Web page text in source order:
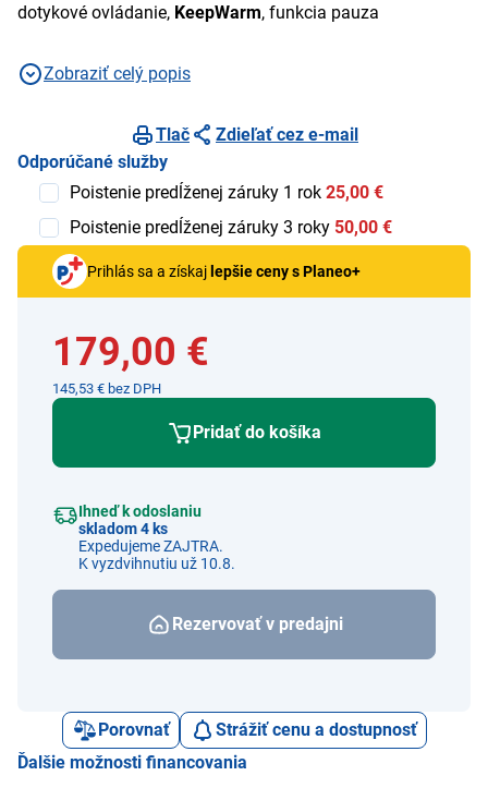
dotykové ovládanie, KeepWarm, funkcia pauza
Zobraziť celý popis
Tlač
Zdieľať cez e-mail
Odporúčané služby
Poistenie predĺženej záruky 1 rok 25,00 €
Poistenie predĺženej záruky 3 roky 50,00 €
Prihlás sa a získaj lepšie ceny s Planeo+
179,00 €
145,53 € bez DPH
Pridať do košíka
Ihneď k odoslaniu
skladom 4 ks
Expedujeme ZAJTRA.
K vyzdvihnutiu už 10.8.
Rezervovať v predajni
Porovnať
Strážiť cenu a dostupnosť
Ďalšie možnosti financovania